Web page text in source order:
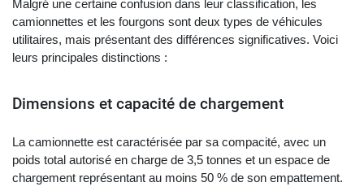
Malgré une certaine confusion dans leur classification, les
camionnettes et les fourgons sont deux types de véhicules
utilitaires, mais présentant des différences significatives. Voici
leurs principales distinctions :
Dimensions et capacité de chargement
La camionnette est caractérisée par sa compacité, avec un
poids total autorisé en charge de 3,5 tonnes et un espace de
chargement représentant au moins 50 % de son empattement.